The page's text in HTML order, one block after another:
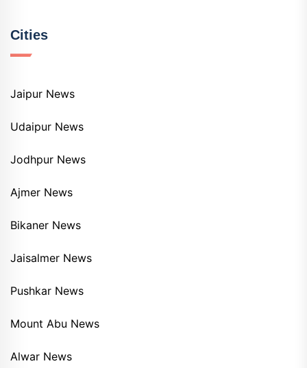
Cities
Jaipur News
Udaipur News
Jodhpur News
Ajmer News
Bikaner News
Jaisalmer News
Pushkar News
Mount Abu News
Alwar News